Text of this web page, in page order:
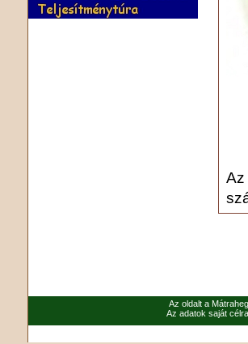
Az
Az oldalt a
Az adatok saját